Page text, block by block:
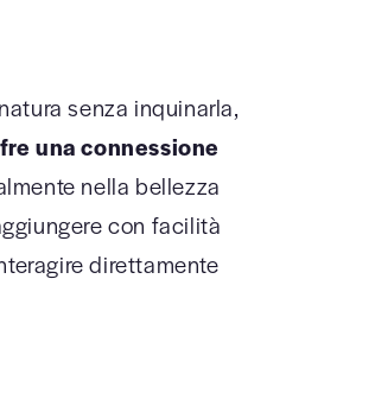
senza inquinarla,
una connessione
nella bellezza
con facilità
direttamente